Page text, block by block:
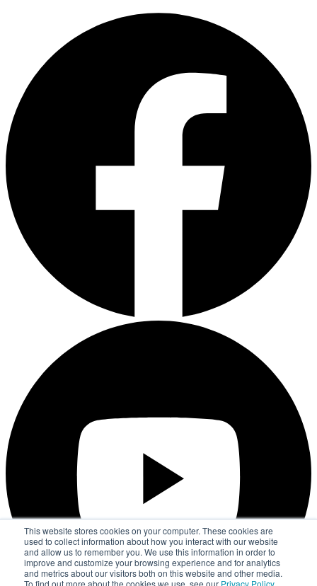
This website stores cookies on your computer. These cookies are
used to collect information about how you interact with our website
and allow us to remember you. We use this information in order to
improve and customize your browsing experience and for analytics
and metrics about our visitors both on this website and other media.
To find out more about the cookies we use, see our Privacy Policy.